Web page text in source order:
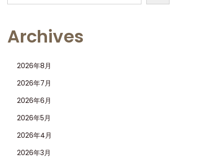
Archives
2026年8月
2026年7月
2026年6月
2026年5月
2026年4月
2026年3月